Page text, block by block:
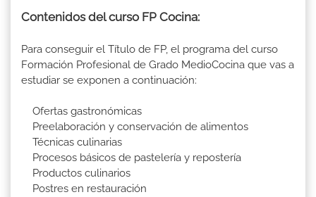
Contenidos del curso FP Cocina:
Para conseguir el Título de FP, el programa del curso
Formación Profesional de Grado MedioCocina que vas a
estudiar se exponen a continuación:
Ofertas gastronómicas
Preelaboración y conservación de alimentos
Técnicas culinarias
Procesos básicos de pastelería y repostería
Productos culinarios
Postres en restauración